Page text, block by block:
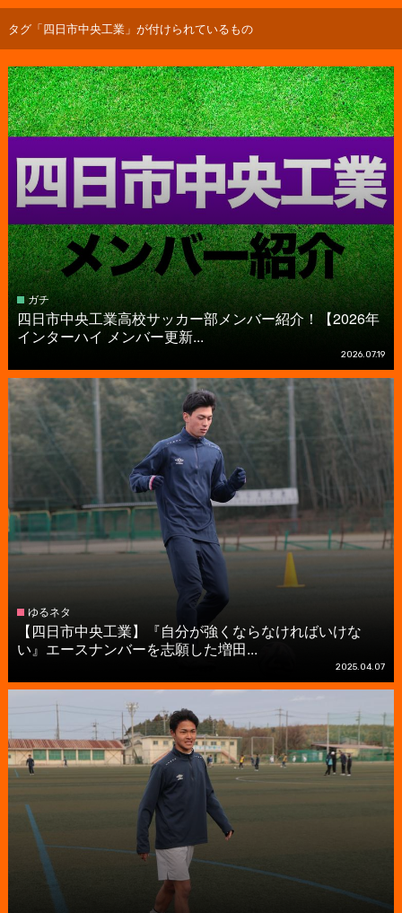
タグ「四日市中央工業」が付けられているもの
ガチ
四日市中央工業高校サッカー部メンバー紹介！【2026年
インターハイ メンバー更新...
2026.07.19
ゆるネタ
【四日市中央工業】『自分が強くならなければいけな
い』エースナンバーを志願した増田...
2025.04.07